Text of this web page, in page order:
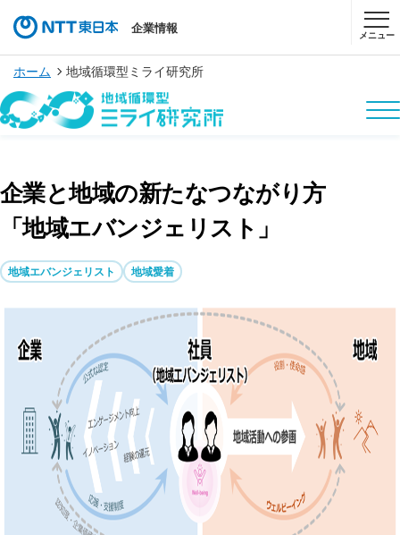
企業情報
メニュー
ホーム 地域循環型ミライ研究所
企業と地域の新たなつながり方
「地域エバンジェリスト」
地域エバンジェリスト 地域愛着